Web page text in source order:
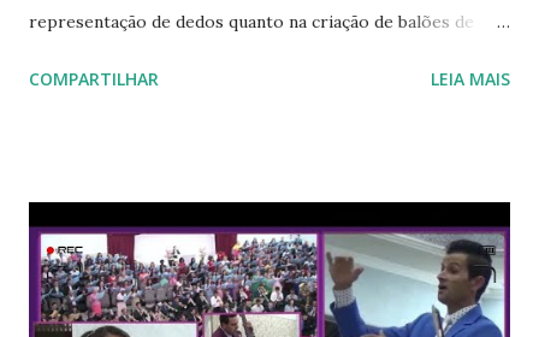
representação de dedos quanto na criação de balões de
originalmente estavam em inglês com erros significativos.
avô, que deixou o hospital com uma energia renovada. O
quadrinho retrata, de forma divertida, um avô ao estilo
'Rambo', repreendendo o médico com vigor. Feito pelo
DALL-E a meu pedido, com edição minha dos diálogos.
COMPARTILHAR LEIA MAIS